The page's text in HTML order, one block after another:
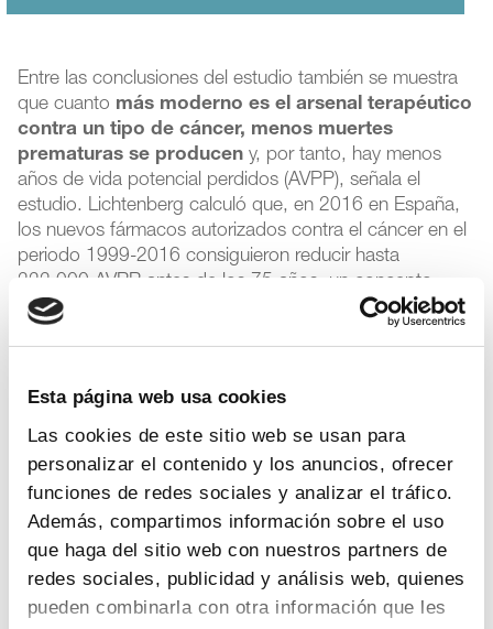
Esta página web usa cookies
Las cookies de este sitio web se usan para
personalizar el contenido y los anuncios, ofrecer
funciones de redes sociales y analizar el tráfico.
Además, compartimos información sobre el uso
que haga del sitio web con nuestros partners de
redes sociales, publicidad y análisis web, quienes
pueden combinarla con otra información que les
Entre las conclusiones del estudio también se muestra
que cuanto más moderno es el arsenal terapéutico
contra un tipo de cáncer, menos muertes
prematuras se producen y, por tanto, hay menos
años de vida potencial perdidos (AVPP), señala el
estudio. Lichtenberg calculó que, en 2016 en España,
los nuevos fármacos autorizados contra el cáncer en el
periodo 1999-2016 consiguieron reducir hasta
333.000 AVPP antes de los 75 años, un concepto
habitualmente utilizado en investigaciones de salud.
Además, Lichtenberg también estudió la
social de la inversión en innovación en
medicamentos contra el cáncer en España. Así,
estimó que en 2016 España había gastado un total de
1.090 millones de euros en medicamentos contra el
cáncer autorizados entre el año 2000 y el 2016 (a partir
de datos de la consultora Iqvia). Teniendo en cuenta
este dato y el aumento de los años de vida ganados
por estos pacientes (2,77 años de media), Lichtenberg